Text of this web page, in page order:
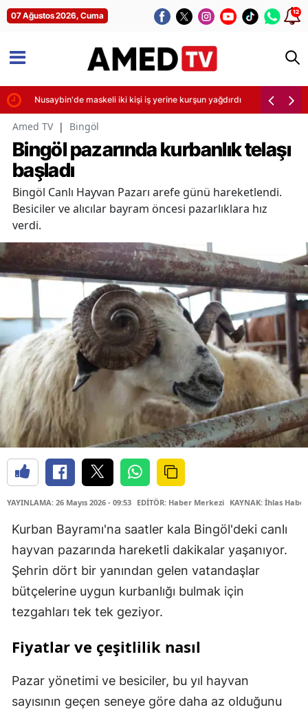
07 Ağustos 2026, Cuma 12
Nusaybin'de maskeli iki kişi iş yerine kurşun yağdırdı
Amed TV | Bingöl
Bingöl pazarında kurbanlık telaşı
başladı
Bingöl Canlı Hayvan Pazarı arefe günü hareketlendi.
Besiciler ve alıcılar bayram öncesi pazarlıklara hız
verdi.
YAYINLAMA: 26 Mayıs 2026 - 09:53 EDİTÖR: Haber Merkezi KAYNAK: İhlas
Kurban Bayramı'na saatler kala Bingöl'deki canlı
hayvan pazarında hareketli dakikalar yaşanıyor.
Şehrin dört bir yanından gelen vatandaşlar
bütçelerine uygun kurbanlığı bulmak için
tezgahları tek tek geziyor.
Fiyatlar ve çeşitlilik nasıl
Pazar yönetimi ve besiciler, bu yıl hayvan
sayısının geçen seneye göre daha az olduğunu